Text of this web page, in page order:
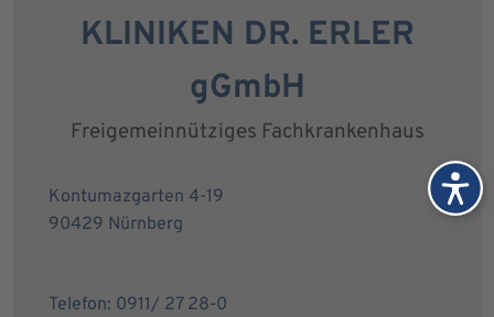
KLINIKEN DR. ERLER
gGmbH
Freigemeinnütziges Fachkrankenhaus
Kontumazgarten 4-19
90429 Nürnberg
Telefon: 0911/ 27 28-0